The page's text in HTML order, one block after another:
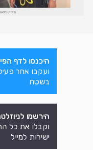
היכנסו לדף
ועקבו אחר
בשטח
הירשמו
וקבלו את כל
ישירות למייל